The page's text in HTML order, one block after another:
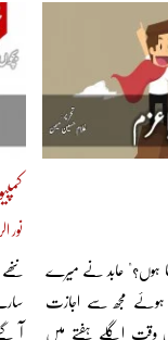
ہوں؟" عابد نے میرے
ہوئے مجھ سے اجازت
اگلے ہفتے میں
نور
آ